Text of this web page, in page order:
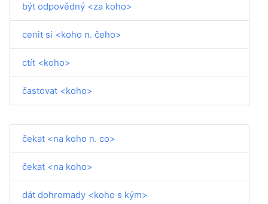
být odpovědný <za koho>
cenit si <koho n. čeho>
ctít <koho>
častovat <koho>
čekat <na koho n. co>
čekat <na koho>
dát dohromady <koho s kým>